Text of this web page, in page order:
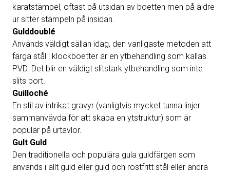
karatstämpel, oftast på utsidan av boetten men på äldre
ur sitter stämpeln på insidan.
Gulddoublé
Används väldigt sällan idag, den vanligaste metoden att
färga stål i klockboetter är en ytbehandling som kallas
PVD. Det blir en väldigt slitstark ytbehandling som inte
slits bort.
Guilloché
En stil av intrikat gravyr (vanligtvis mycket tunna linjer
sammanvävda för att skapa en ytstruktur) som är
populär på urtavlor.
Gult Guld
Den traditionella och populära gula guldfärgen som
används i allt guld eller guld och rostfritt stål eller andra